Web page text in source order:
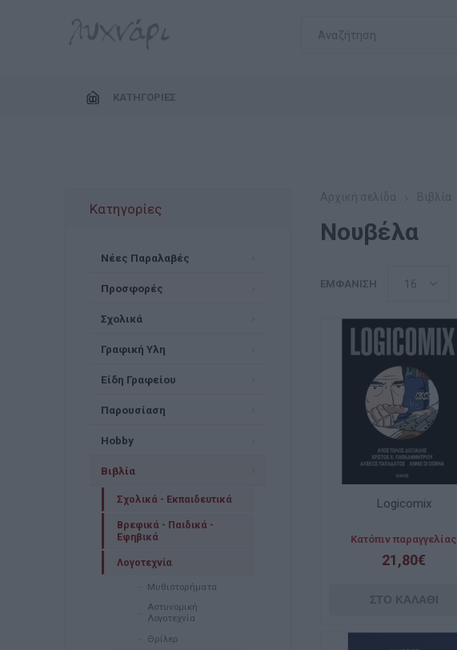
ΚΑΤΗΓΟΡΊΕΣ
Νουβέλα
ΕΜΦΆΝΙΣΗ
Logicomix
Κατόπιν παραγγελίας
21,80€
Κατηγορίες
Νέες Παραλαβές
Προσφορές
Σχολικά
Γραφική Υλη
Είδη Γραφείου
Παρουσίαση
Hobby
Βιβλία
Σχολικά - Εκπαιδευτικά
Βρεφικά - Παιδικά -
Εφηβικά
Λογοτεχνία
Μυθιστορήματα
Αστυνομική
Λογοτεχνία
Θρίλερ